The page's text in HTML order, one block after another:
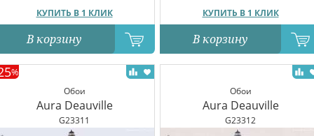
КУПИТЬ В 1 КЛИК
В корзину
КУПИТЬ В 1 КЛИК
В корзину
Обои
Aura Deauville
G23311
%
Обои
Aura Deauville
G23312